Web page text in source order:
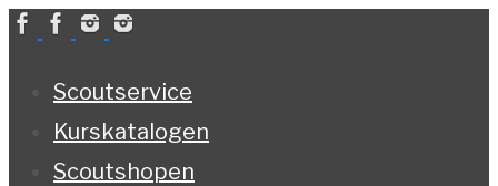
Hoppa
innehållet
Scoutservice
Kurskatalogen
Scoutshopen